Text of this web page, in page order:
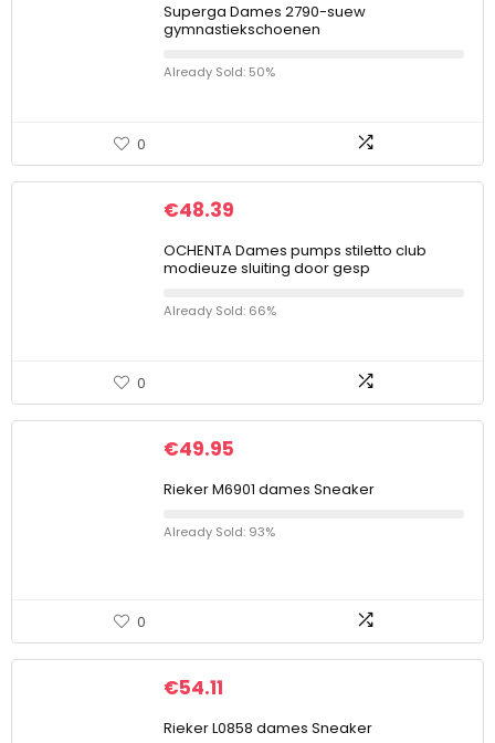
Superga Dames 2790-suew
gymnastiekschoenen
Already Sold: 50%
0
€48.39
OCHENTA Dames pumps stiletto club
modieuze sluiting door gesp
Already Sold: 66%
0
€49.95
Rieker M6901 dames Sneaker
Already Sold: 93%
0
€54.11
Rieker L0858 dames Sneaker